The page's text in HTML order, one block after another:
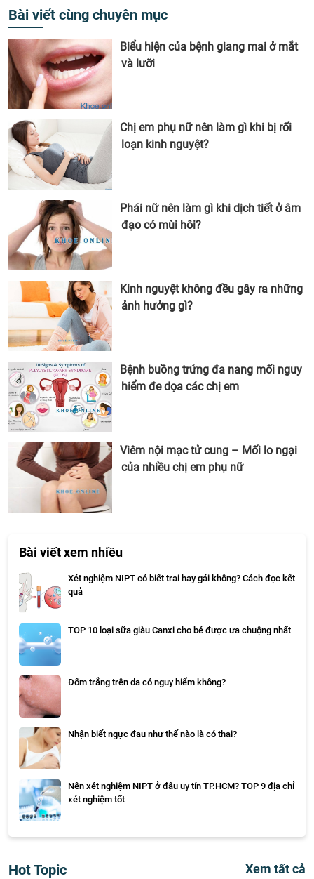
Bài viết cùng chuyên mục
Biểu hiện của bệnh giang mai ở mắt
và lưỡi
Chị em phụ nữ nên làm gì khi bị rối
loạn kinh nguyệt?
Phái nữ nên làm gì khi dịch tiết ở âm
đạo có mùi hôi?
Kinh nguyệt không đều gây ra những
ảnh hưởng gì?
Bệnh buồng trứng đa nang mối nguy
hiểm đe dọa các chị em
Viêm nội mạc tử cung – Mối lo ngại
của nhiều chị em phụ nữ
Bài viết xem nhiều
Xét nghiệm NIPT có biết trai hay gái không? Cách đọc kết
quả
TOP 10 loại sữa giàu Canxi cho bé được ưa chuộng nhất
Đốm trắng trên da có nguy hiểm không?
Nhận biết ngực đau như thế nào là có thai?
Nên xét nghiệm NIPT ở đâu uy tín TP.HCM? TOP 9 địa chỉ
xét nghiệm tốt
Hot Topic Xem tất cả